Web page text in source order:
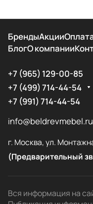
БрендыАкции
БлогО компании
+7 (965) 129-00-85
+7 (499) 714-44-54
+7 (991) 714-44-54
info@beldrevmebel.ru
г. Москва, ул.
(Предварительный
Вся информация на